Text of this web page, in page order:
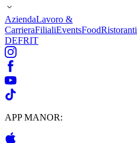
AziendaLavoro &
CarrieraFilialiEventsFoodRistoranti
DEFRIT
APP MANOR: